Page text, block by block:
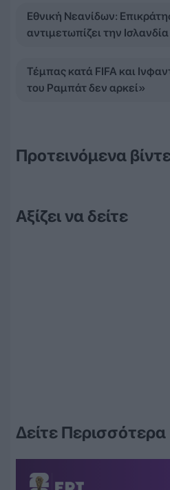
Εθνική Νεανίδων:
αντιμετωπίζει την
Τέμπας κατά FIFA και
του Ραμπάτ δεν αρκεί»
Προτεινόμενα
Αξίζει να δείτε
Δείτε Περισσότερα